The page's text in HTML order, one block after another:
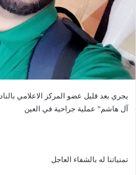
يجري بعد قليل عضو المركز الاعلامي
آل هاشم” عملية جراحية في العين
تمنياتنا له بالشفاء العاجل